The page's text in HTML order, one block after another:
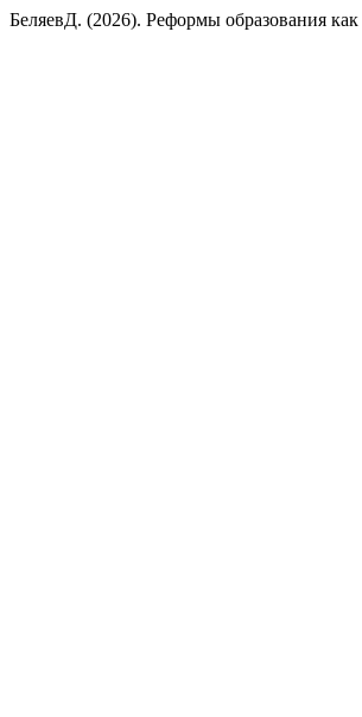
БеляевД. (2026). Реформы образования